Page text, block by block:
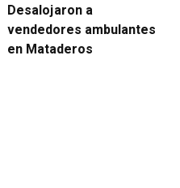
Desalojaron a
vendedores ambulantes
en Mataderos